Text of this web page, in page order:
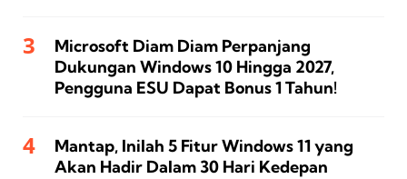
Microsoft Diam Diam Perpanjang
Dukungan Windows 10 Hingga 2027,
Pengguna ESU Dapat Bonus 1 Tahun!
Mantap, Inilah 5 Fitur Windows 11 yang
Akan Hadir Dalam 30 Hari Kedepan